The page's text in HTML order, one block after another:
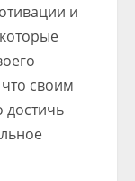
и
своим
достичь